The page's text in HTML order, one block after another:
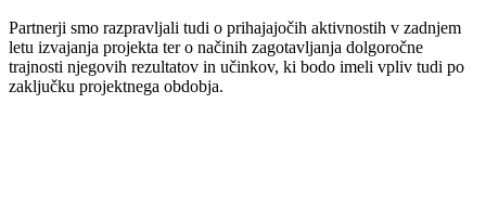
Partnerji smo razpravljali tudi o prihajajočih aktivnostih v zadnjem
letu izvajanja projekta ter o načinih zagotavljanja dolgoročne
trajnosti njegovih rezultatov in učinkov, ki bodo imeli vpliv tudi po
zaključku projektnega obdobja.